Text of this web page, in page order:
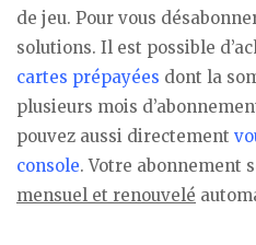
de jeu. Pour vous
solutions. Il est possible
cartes prépayées dont la
plusieurs mois
pouvez aussi directement
console. Votre abonnement
mensuel et renouvelé